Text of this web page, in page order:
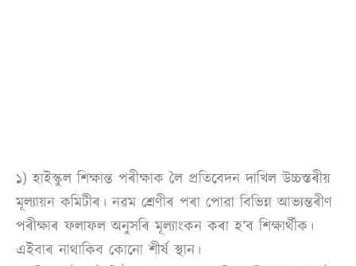
১) হাইস্কুল শিক্ষান্ত পৰীক্ষাক লৈ প্ৰতিবেদন দাখিল উচ্চস্তৰীয়
মূল্যায়ন কমিটীৰ। নৱম শ্ৰেণীৰ পৰা পোৱা বিভিন্ন আভ্যন্তৰীণ
পৰীক্ষাৰ ফলাফল অনুসৰি মূল্যাংকন কৰা হ’ব শিক্ষাৰ্থীক।
এইবাৰ নাথাকিব কোনো শীৰ্ষ স্থান।